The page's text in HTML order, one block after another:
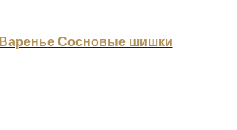
Варенье Сосновые шишки